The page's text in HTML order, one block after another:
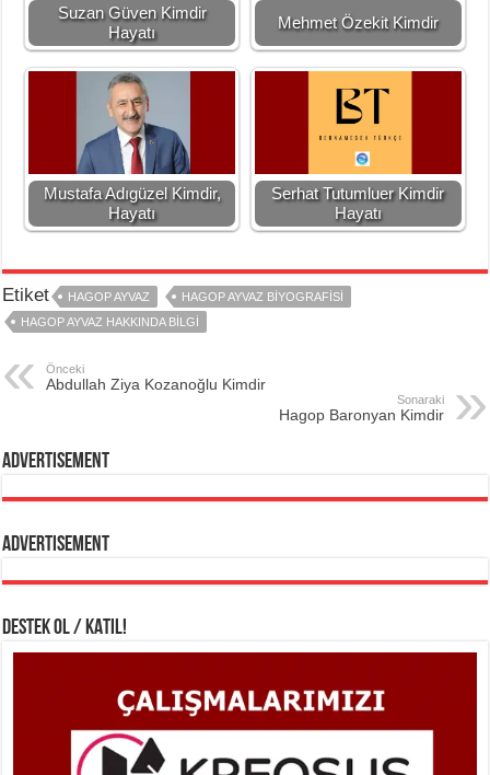
Suzan Güven Kimdir
Hayatı
Mehmet Özekit Kimdir
Mustafa Adıgüzel Kimdir,
Hayatı
Serhat Tutumluer Kimdir
Hayatı
Etiket HAGOP AYVAZ
HAGOP AYVAZ BIYOGRAFISI
HAGOP AYVAZ HAKKINDA BILGI
Önceki
Abdullah Ziya Kozanoğlu Kimdir
Sonaraki
Hagop Baronyan Kimdir
Advertisement
Advertisement
DESTEK OL / KATIL!